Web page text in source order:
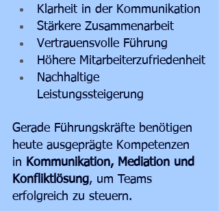
Klarheit in der Kommunikation
Stärkere Zusammenarbeit
Vertrauensvolle Führung
Höhere Mitarbeiterzufriedenheit
Nachhaltige
Leistungssteigerung
Gerade Führungskräfte benötigen
heute ausgeprägte Kompetenzen
in Kommunikation, Mediation und
Konfliktlösung, um Teams
erfolgreich zu steuern.